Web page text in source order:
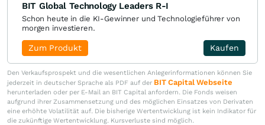
BIT Global Technology Leaders R-I
Schon heute in die KI-Gewinner und Technologieführer von
morgen investieren.
Kaufen
Zum Produkt
Den Verkaufsprospekt und die wesentlichen Anlegerinformationen können Sie
jederzeit in deutscher Sprache als PDF auf der BIT Capital Webseite
herunterladen oder per E-Mail an BIT Capital anfordern. Die Fonds weisen
aufgrund ihrer Zusammensetzung und des möglichen Einsatzes von Derivaten
eine erhöhte Volatilität auf. Die bisherige Wertentwicklung ist kein Indikator für
die zukünftige Wertentwicklung. Kursverluste sind möglich.